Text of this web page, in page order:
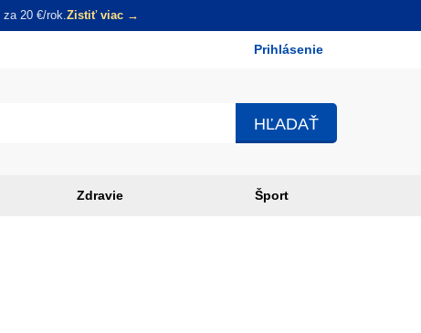
za 20 €/rok.Zistiť viac →
menu
Prihlásenie
Zdravie Šport